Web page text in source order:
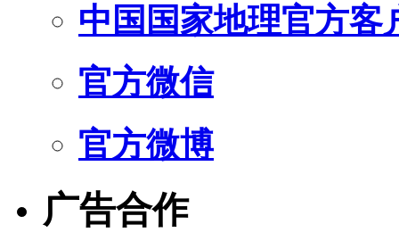
中国国家地理官方客
官方微信
官方微博
广告合作